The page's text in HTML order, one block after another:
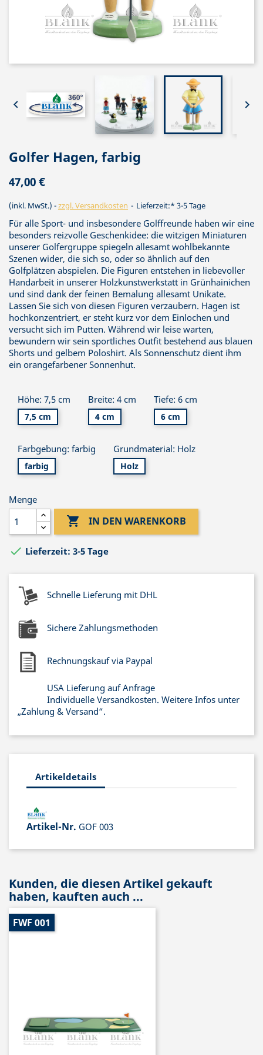
 
Golfer Hagen, farbig
47,00 €
(inkl. MwSt.) zzgl. Versandkosten Lieferzeit:* 3-5 Tage
Für alle Sport- und insbesondere Golffreunde haben wir eine
besonders reizvolle Geschenkidee: die witzigen Miniaturen
unserer Golfergruppe spiegeln allesamt wohlbekannte
Szenen wider, die sich so, oder so ähnlich auf den
Golfplätzen abspielen. Die Figuren entstehen in liebevoller
Handarbeit in unserer Holzkunstwerkstatt in Grünhainichen
und sind dank der feinen Bemalung allesamt Unikate.
Lassen Sie sich von diesen Figuren verzaubern. Hagen ist
hochkonzentriert, er steht kurz vor dem Einlochen und
versucht sich im Putten. Während wir leise warten,
bewundern wir sein sportliches Outfit bestehend aus blauen
Shorts und gelbem Poloshirt. Als Sonnenschutz dient ihm
ein orangefarbener Sonnenhut.
Höhe: 7,5 cm
7,5 cm
Breite: 4 cm
4 cm
Tiefe: 6 cm
6 cm
Farbgebung: farbig
farbig
Grundmaterial: Holz
Holz
Menge
 IN DEN WARENKORB
 Lieferzeit: 3-5 Tage
Schnelle Lieferung mit DHL
Sichere Zahlungsmethoden
Rechnungskauf via Paypal
USA Lieferung auf Anfrage
Individuelle Versandkosten. Weitere Infos unter
„Zahlung & Versand“.
Artikeldetails
Artikel-Nr. GOF 003
Kunden, die diesen Artikel gekauft
haben, kauften auch ...
FWF 001